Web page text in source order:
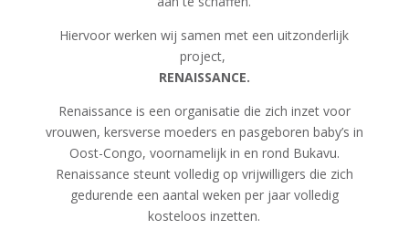
Hiervoor werken wij samen met een uitzonderlijk
project,
RENAISSANCE.
Renaissance is een organisatie die zich inzet voor
vrouwen, kersverse moeders en pasgeboren baby’s in
Oost-Congo, voornamelijk in en rond Bukavu.
Renaissance steunt volledig op vrijwilligers die zich
gedurende een aantal weken per jaar volledig
kosteloos inzetten.